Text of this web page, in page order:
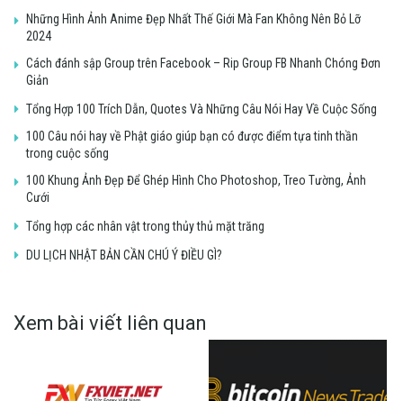
Những Hình Ảnh Anime Đẹp Nhất Thế Giới Mà Fan Không Nên Bỏ Lỡ
2024
Cách đánh sập Group trên Facebook – Rip Group FB Nhanh Chóng Đơn
Giản
Tổng Hợp 100 Trích Dẫn, Quotes Và Những Câu Nói Hay Về Cuộc Sống
100 Câu nói hay về Phật giáo giúp bạn có được điểm tựa tinh thần
trong cuộc sống
100 Khung Ảnh Đẹp Để Ghép Hình Cho Photoshop, Treo Tường, Ảnh
Cưới
Tổng hợp các nhân vật trong thủy thủ mặt trăng
DU LỊCH NHẬT BẢN CẦN CHÚ Ý ĐIỀU GÌ?
Xem bài viết liên quan